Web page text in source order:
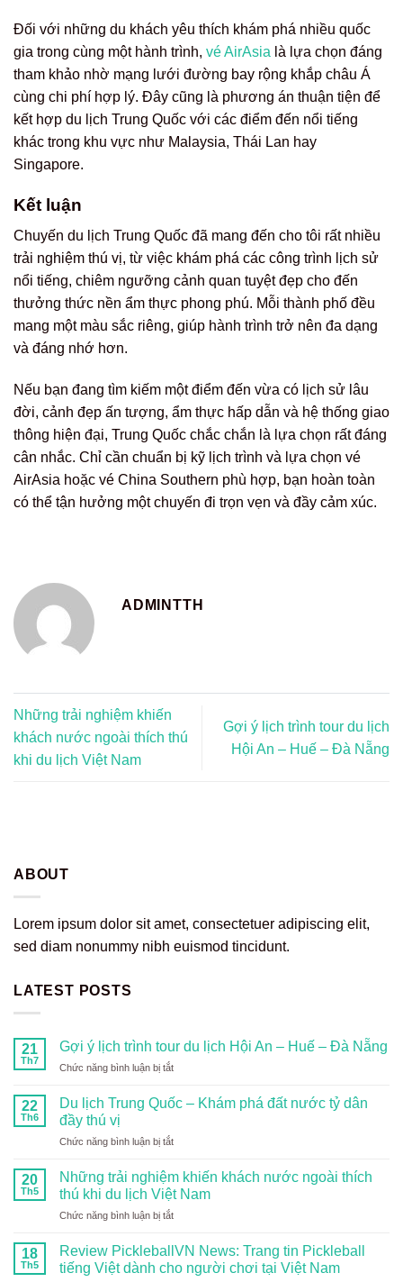
Đối với những du khách yêu thích khám phá nhiều quốc
gia trong cùng một hành trình, vé AirAsia là lựa chọn đáng
tham khảo nhờ mạng lưới đường bay rộng khắp châu Á
cùng chi phí hợp lý. Đây cũng là phương án thuận tiện để
kết hợp du lịch Trung Quốc với các điểm đến nổi tiếng
khác trong khu vực như Malaysia, Thái Lan hay
Singapore.
Kết luận
Chuyến du lịch Trung Quốc đã mang đến cho tôi rất nhiều
trải nghiệm thú vị, từ việc khám phá các công trình lịch sử
nổi tiếng, chiêm ngưỡng cảnh quan tuyệt đẹp cho đến
thưởng thức nền ẩm thực phong phú. Mỗi thành phố đều
mang một màu sắc riêng, giúp hành trình trở nên đa dạng
và đáng nhớ hơn.
Nếu bạn đang tìm kiếm một điểm đến vừa có lịch sử lâu
đời, cảnh đẹp ấn tượng, ẩm thực hấp dẫn và hệ thống giao
thông hiện đại, Trung Quốc chắc chắn là lựa chọn rất đáng
cân nhắc. Chỉ cần chuẩn bị kỹ lịch trình và lựa chọn vé
AirAsia hoặc vé China Southern phù hợp, bạn hoàn toàn
có thể tận hưởng một chuyến đi trọn vẹn và đầy cảm xúc.
ADMINTTH
Những trải nghiệm khiến
khách nước ngoài thích thú
khi du lịch Việt Nam
Gợi ý lịch trình tour du lịch
Hội An – Huế – Đà Nẵng
ABOUT
Lorem ipsum dolor sit amet, consectetuer adipiscing elit,
sed diam nonummy nibh euismod tincidunt.
LATEST POSTS
21
Th7
Gợi ý lịch trình tour du lịch Hội An – Huế – Đà Nẵng
Chức năng bình luận bị tắtở
ý
tour
lịch
Hội
–
–
Đà
22
Th6
Du lịch Trung Quốc – Khám phá đất nước tỷ dân
đầy thú vị
Chức năng bình luận bị tắtở
lịch
Trung
Quốc
–
phá
đất
nước
20
Th5
Những trải nghiệm khiến khách nước ngoài thích
thú khi du lịch Việt Nam
Chức năng bình luận bị tắtở
trải
khiến
18
Th5
Review PickleballVN News: Trang tin Pickleball
tiếng Việt dành cho người chơi tại Việt Nam